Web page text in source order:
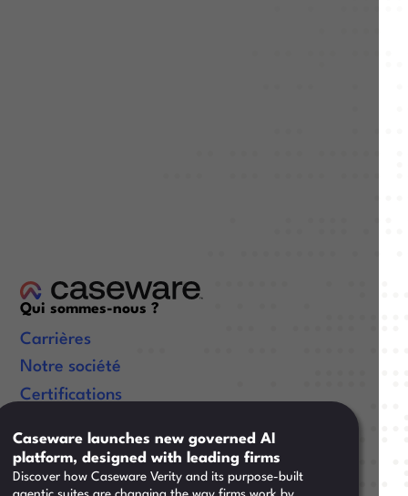
Qui sommes-nous ?
Carrières
Notre société
Certifications
Liens utiles
Ressources
Formation
Caseware launches new governed AI
platform, designed with leading firms
Discover how Caseware Verity and its purpose-built